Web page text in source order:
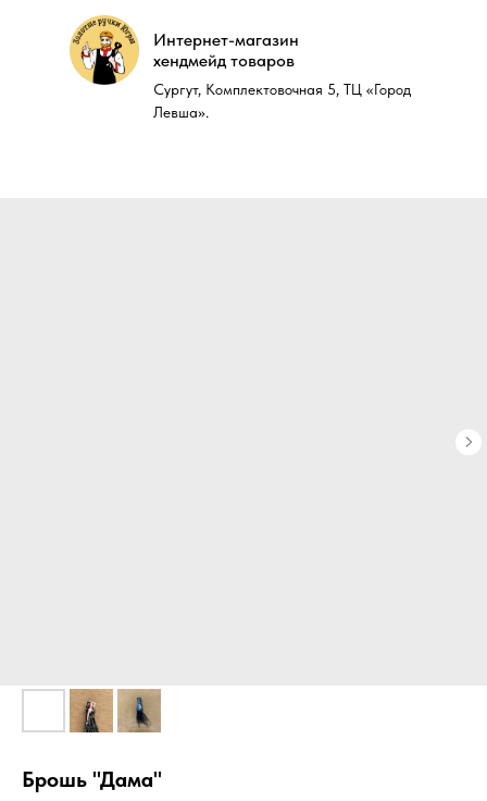
Интернет-магазин
хендмейд товаров
Сургут, Комплектовочная 5, ТЦ «Город
Левша».
Интернет-магазин
хендмейд товаров
Сургут, Комплектовочная 5, ТЦ «Город
Левша».
Брошь "Дама"